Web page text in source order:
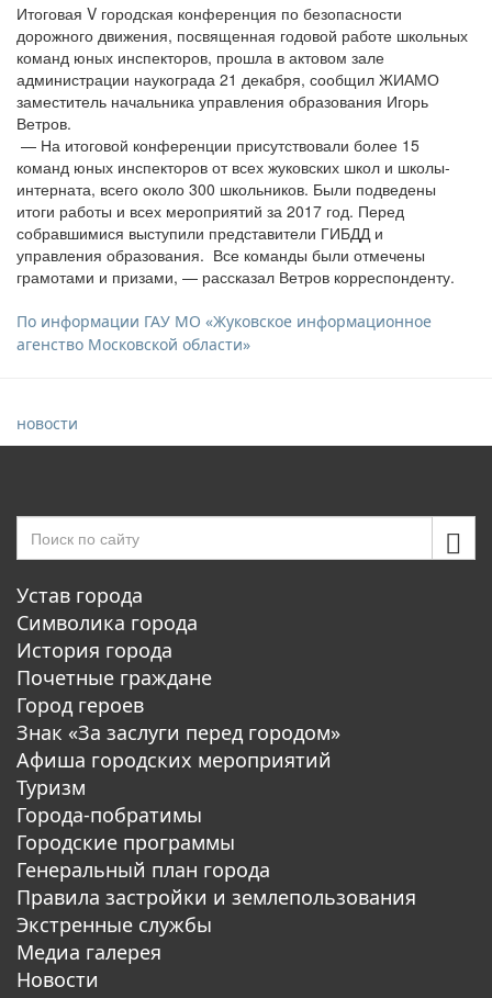
Итоговая V городская конференция по безопасности
дорожного движения, посвященная годовой работе школьных
команд юных инспекторов, прошла в актовом зале
администрации наукограда 21 декабря, сообщил ЖИАМО
заместитель начальника управления образования Игорь
Ветров.
— На итоговой конференции присутствовали более 15
команд юных инспекторов от всех жуковских школ и школы-
интерната, всего около 300 школьников. Были подведены
итоги работы и всех мероприятий за 2017 год. Перед
собравшимися выступили представители ГИБДД и
управления образования. Все команды были отмечены
грамотами и призами, — рассказал Ветров корреспонденту.
По информации ГАУ МО «Жуковское информационное
агенство Московской области»
новости
Устав города
Символика города
История города
Почетные граждане
Город героев
Знак «За заслуги перед городом»
Афиша городских мероприятий
Туризм
Города-побратимы
Городские программы
Генеральный план города
Правила застройки и землепользования
Экстренные службы
Медиа галерея
Новости